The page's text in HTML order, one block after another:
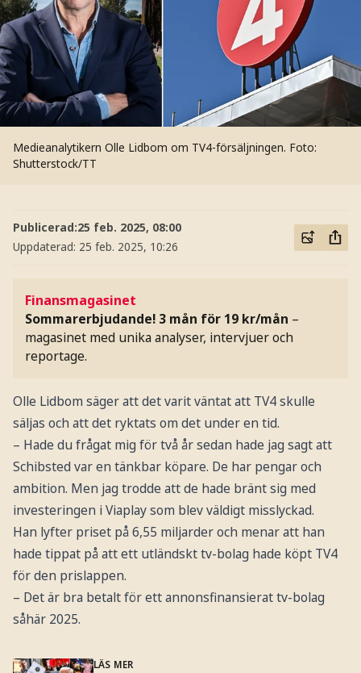
Medieanalytikern Olle Lidbom om TV4-försäljningen. Foto:
Shutterstock/TT
Publicerad:25 feb. 2025, 08:00
Uppdaterad: 25 feb. 2025, 10:26
Finansmagasinet
Sommarerbjudande! 3 mån för 19 kr/mån –
magasinet med unika analyser, intervjuer och
reportage.
Olle Lidbom säger att det varit väntat att TV4 skulle
säljas och att det ryktats om det under en tid.
– Hade du frågat mig för två år sedan hade jag sagt att
Schibsted var en tänkbar köpare. De har pengar och
ambition. Men jag trodde att de hade bränt sig med
investeringen i Viaplay som blev väldigt misslyckad.
Han lyfter priset på 6,55 miljarder och menar att han
hade tippat på att ett utländskt tv-bolag hade köpt TV4
för den prislappen.
– Det är bra betalt för ett annonsfinansierat tv-bolag
såhär 2025.
LÄS MER